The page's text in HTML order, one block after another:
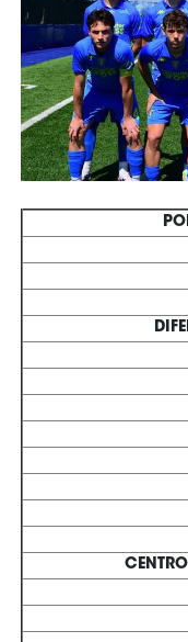
SGS
Paralimpico
Serie
A
Women
Serie
Femminile
Calcio
Whistleblowing